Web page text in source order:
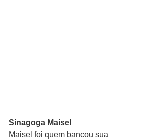
Sinagoga Maisel
Maisel foi quem bancou sua